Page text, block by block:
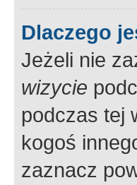
Dlaczego
Jeżeli nie
wizycie
podczas tej
kogoś
zaznacz